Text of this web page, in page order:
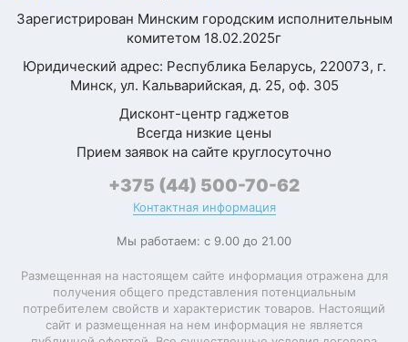
Процессор
Платформа Qualcomm Snapdragon
Процессор
Qualcomm Snapdragon
Тактовая частота
процессора
4 320 МГц
Количество ядер 8 (2+6)
Микроархитектура
ЦПУ
Oryon V2 Phoenix L
4320 МГц + Oryon V2
Phoenix M 3530 МГц
Я согласен с
конфиденциальности
Зарегистрирован Минским городским исполнительным
комитетом 18.02.2025г
Юридический адрес: Республика Беларусь, 220073, г.
Минск, ул. Кальварийская, д. 25, оф. 305
Дисконт-центр гаджетов
Всегда низкие цены
Прием заявок на сайте круглосуточно
+375 (44) 500-70-62
Контактная информация
Мы работаем: с 9.00 до 21.00
Размещенная на настоящем сайте информация отражена для
получения общего представления потенциальным
потребителем свойств и характеристик товаров. Настоящий
сайт и размещенная на нем информация не является